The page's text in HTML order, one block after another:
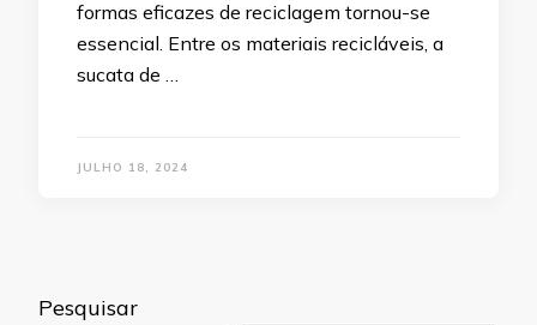
formas eficazes de reciclagem tornou-se
essencial. Entre os materiais recicláveis, a
sucata de …
JULHO 18, 2024
Pesquisar